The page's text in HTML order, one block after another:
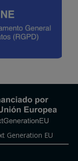
Generation EU